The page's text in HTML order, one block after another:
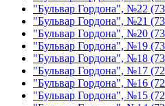
"Бульвар Гордона", №22
"Бульвар Гордона", №21
"Бульвар Гордона", №20
"Бульвар Гордона", №19
"Бульвар Гордона", №18
"Бульвар Гордона", №17
"Бульвар Гордона", №16
"Бульвар Гордона", №15